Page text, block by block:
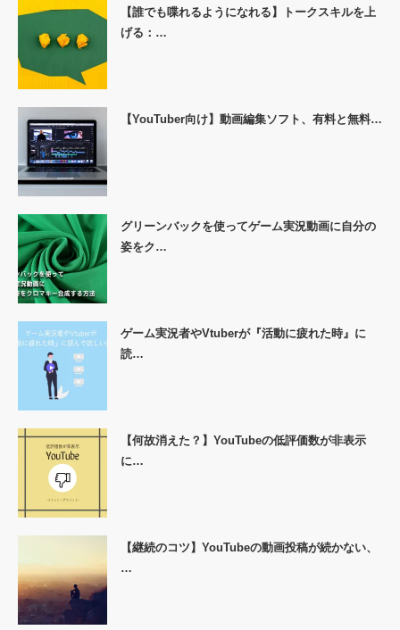
【誰でも喋れるようになれる】トークスキルを上
げる：…
【YouTuber向け】動画編集ソフト、有料と無料…
グリーンバックを使ってゲーム実況動画に自分の
姿をク…
ゲーム実況者やVtuberが『活動に疲れた時』に
読…
【何故消えた？】YouTubeの低評価数が非表示
に…
【継続のコツ】YouTubeの動画投稿が続かない、
…